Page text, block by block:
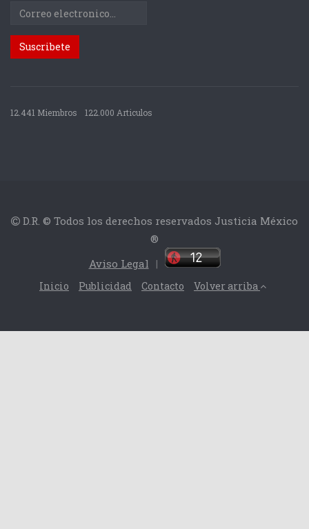
12.441 Miembros 122.000 Articulos
D.R. © Todos los derechos reservados Justicia México
®
Aviso Legal |
Inicio Publicidad Contacto Volver arriba